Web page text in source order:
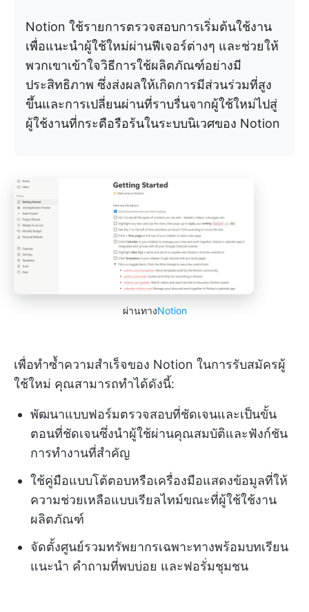
Notion ใช้รายการตรวจสอบการเริ่มต้นใช้งาน
เพื่อแนะนำผู้ใช้ใหม่ผ่านฟีเจอร์ต่างๆ และช่วยให้
พวกเขาเข้าใจวิธีการใช้ผลิตภัณฑ์อย่างมี
ประสิทธิภาพ ซึ่งส่งผลให้เกิดการมีส่วนร่วมที่สูง
ขึ้นและการเปลี่ยนผ่านที่ราบรื่นจากผู้ใช้ใหม่ไปสู่
ผู้ใช้งานที่กระตือรือร้นในระบบนิเวศของ Notion
ผ่านทางNotion
เพื่อทำซ้ำความสำเร็จของ Notion ในการรับสมัครผู้
ใช้ใหม่ คุณสามารถทำได้ดังนี้:
พัฒนาแบบฟอร์มตรวจสอบที่ชัดเจนและเป็นขั้น
ตอนที่ชัดเจนซึ่งนำผู้ใช้ผ่านคุณสมบัติและฟังก์ชัน
การทำงานที่สำคัญ
ใช้คู่มือแบบโต้ตอบหรือเครื่องมือแสดงข้อมูลที่ให้
ความช่วยเหลือแบบเรียลไทม์ขณะที่ผู้ใช้ใช้งาน
ผลิตภัณฑ์
จัดตั้งศูนย์รวมทรัพยากรเฉพาะทางพร้อมบทเรียน
แนะนำ คำถามที่พบบ่อย และฟอรั่มชุมชน